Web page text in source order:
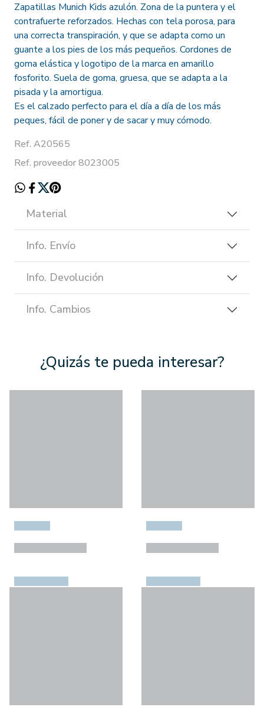
Zapatillas Munich Kids azulón. Zona de la puntera y el
contrafuerte reforzados. Hechas con tela porosa, para
una correcta transpiración, y que se adapta como un
guante a los pies de los más pequeños. Cordones de
goma elástica y logotipo de la marca en amarillo
fosforito. Suela de goma, gruesa, que se adapta a la
pisada y la amortigua.
Es el calzado perfecto para el día a día de los más
peques, fácil de poner y de sacar y muy cómodo.
Ref. A20565
Ref. proveedor 8023005
Material
Info. Envío
Info. Devolución
Info. Cambios
¿Quizás te pueda interesar?